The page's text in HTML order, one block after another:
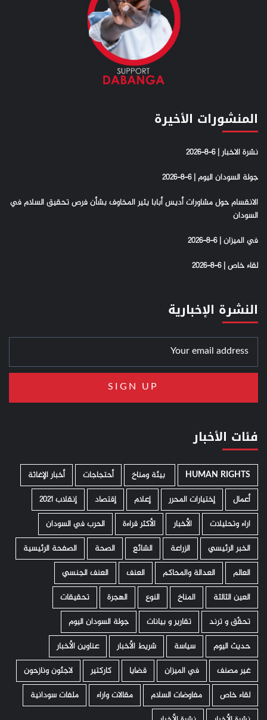
المنشورات الأخيرة
نشرة الاخبار | 6-8-2026
جولة السودان اليوم | 6-8-2026
الانقسام حول مشاورات أديس أبابا يثير المخاوف بشأن فرص تحقيق السلام في
السودان
في الميزان | 6-8-2026
لقاء خاص | 6-8-2026
النشرة الإخبارية
فئات الأخبار
HUMAN RIGHTS ­ بيئة ومناخ أحتجاجات
أخبار الإغاثة
أعمال
إختيارات المحرر إعلام إقتصاد
إنقلاب 2021
اراء وتحليلات
الأخبار الأكثر قراءة
الحرب في السودان
الخبر الرئيسي
الزراعة الشائع الصحة
الصفحة الرئيسية
العالم
العدالة والمحاكم العنف
العنف الجنسي
العين الثالثة
المناخ النوع الهجرة
تحقيقات
تحقّق و ترند
تقارير و بيانات
جولة السودان اليوم
حديث اليوم
سياسة شريط الأخبار
عناوين الأخبار
غير مصنف
في الميزان قضايا كاركتير
لاجئون ونازحون
لقاء خاص
مفاوضات السلام مقالات واراء
ملفات سودانية